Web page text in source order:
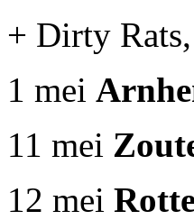
+ Dirty
1 mei
11 mei
12 mei